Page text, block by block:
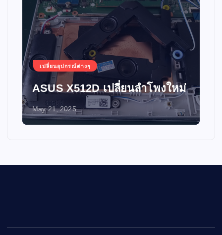
เปลี่ยนอุปกรณ์ต่างๆ
ASUS X512D เปลี่ยนลำโพงใหม่
May 21, 2025